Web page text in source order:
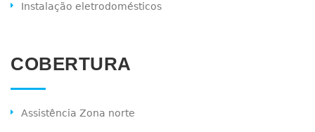
Instalação eletrodomésticos
COBERTURA
Assistência Zona norte